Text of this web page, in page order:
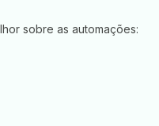
sobre as automações: